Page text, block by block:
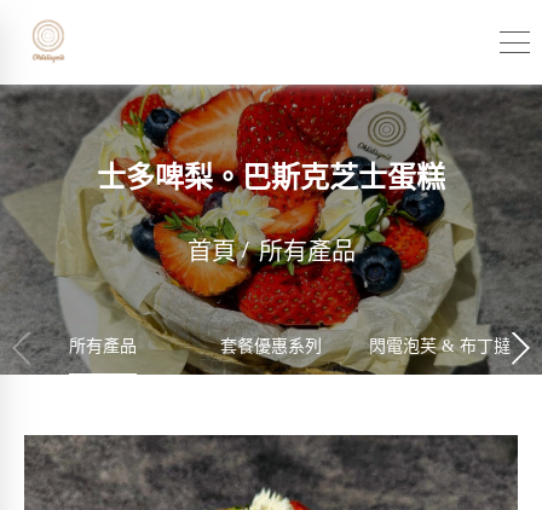
首頁 所有產品
士多啤梨。巴斯克芝士蛋糕
所有產品 套餐優惠系列 閃電泡芙 & 布丁撻